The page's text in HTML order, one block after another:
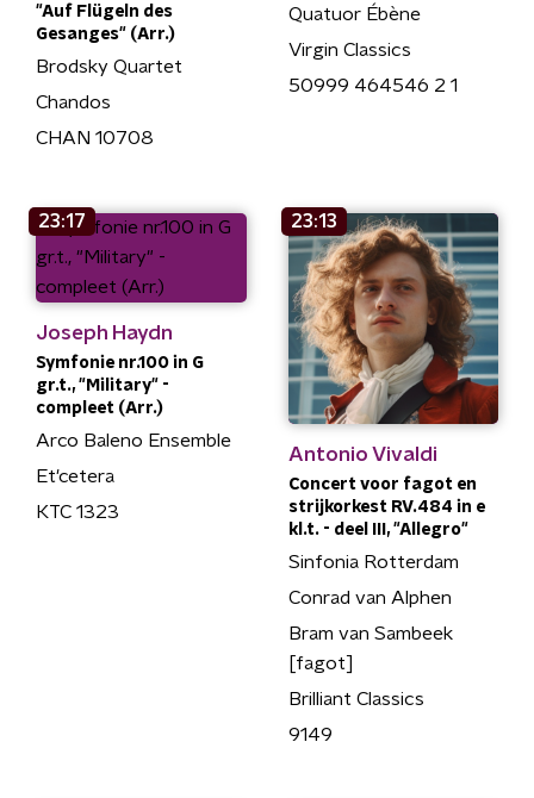
"Auf Flügeln des
Gesanges" (Arr.)
Brodsky Quartet
Chandos
CHAN 10708
Quatuor Ébène
Virgin Classics
50999 464546 2 1
23:17
Joseph Haydn
Symfonie nr.100 in G
gr.t., "Military" -
compleet (Arr.)
Arco Baleno Ensemble
Et'cetera
KTC 1323
23:13
Antonio Vivaldi
Concert voor fagot en
strijkorkest RV.484 in e
kl.t. - deel III, "Allegro"
Sinfonia Rotterdam
Conrad van Alphen
Bram van Sambeek
[fagot]
Brilliant Classics
9149